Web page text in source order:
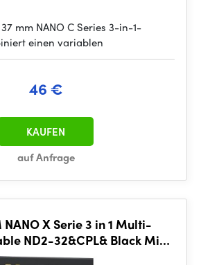
mm NANO C Series 3-in-1-
einen variablen
46 €
auf Anfrage
KAUFEN
NANO X Serie 3 in 1 Multi-
ND2-32&CPL& Black Mist
1/4